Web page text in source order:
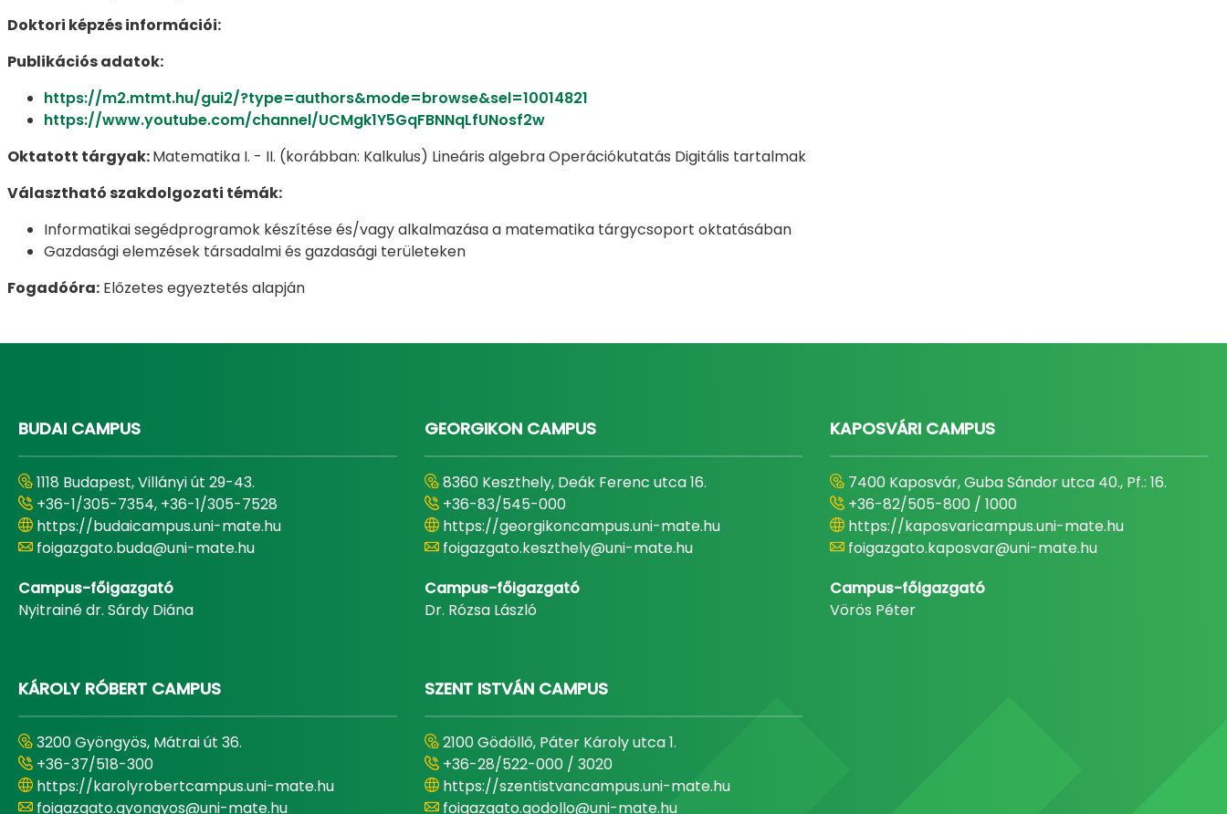
Doktori képzés információi:
Publikációs adatok:
https://m2.mtmt.hu/gui2/?type=authors&mode=browse&sel=10014821
https://www.youtube.com/channel/UCMgk1Y5GqFBNNqLfUNosf2w
Oktatott tárgyak:Matematika I. - II. (korábban: Kalkulus) Lineáris algebra Operációkutatás Digitális tartalmak
Választható szakdolgozati témák:
Informatikai segédprogramok készítése és/vagy alkalmazása a matematika tárgycsoport oktatásában
Gazdasági elemzések társadalmi és gazdasági területeken
Fogadóóra: Előzetes egyeztetés alapján
BUDAI CAMPUS
1118 Budapest, Villányi út 29-43.
+36-1/305-7354, +36-1/305-7528
https://budaicampus.uni-mate.hu
foigazgato.buda@uni-mate.hu
Campus-főigazgató
Nyitrainé dr. Sárdy Diána
GEORGIKON CAMPUS
8360 Keszthely, Deák Ferenc utca 16.
+36-83/545-000
https://georgikoncampus.uni-mate.hu
foigazgato.keszthely@uni-mate.hu
Campus-főigazgató
Dr. Rózsa László
KAPOSVÁRI CAMPUS
7400 Kaposvár, Guba Sándor utca 40., Pf.: 16.
+36-82/505-800 / 1000
https://kaposvaricampus.uni-mate.hu
foigazgato.kaposvar@uni-mate.hu
Campus-főigazgató
Vörös Péter
KÁROLY RÓBERT CAMPUS
3200 Gyöngyös, Mátrai út 36.
+36-37/518-300
https://karolyrobertcampus.uni-mate.hu
foigazgato.gyongyos@uni-mate.hu
SZENT ISTVÁN CAMPUS
2100 Gödöllő, Páter Károly utca 1.
+36-28/522-000 / 3020
https://szentistvancampus.uni-mate.hu
foigazgato.godollo@uni-mate.hu